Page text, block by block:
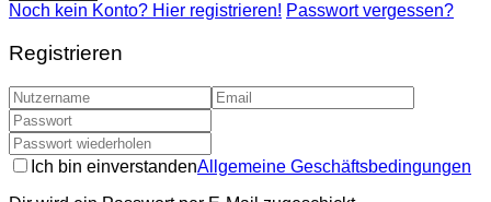
Noch kein Konto? Hier registrieren! Passwort vergessen?
Registrieren
Ich bin einverstandenAllgemeine Geschäftsbedingungen